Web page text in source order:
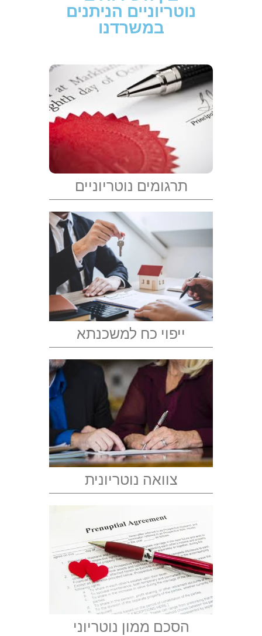
נוטריוניים הניתנים
במשרדנו
תרגומים נוטריוניים
ייפוי כח למשכנתא
צוואה נוטריונית
הסכם ממון נוטריוני